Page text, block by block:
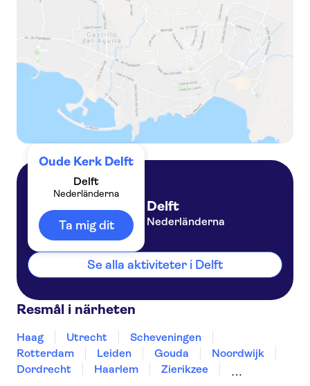
Oude Kerk Delft
Delft
Nederländerna
Ta mig dit
Delft
Nederländerna
Se alla aktiviteter i Delft
Resmål i närheten
Haag Utrecht
Scheveningen
Rotterdam
Leiden Gouda
Noordwijk
Dordrecht
Haarlem
Zierikzee